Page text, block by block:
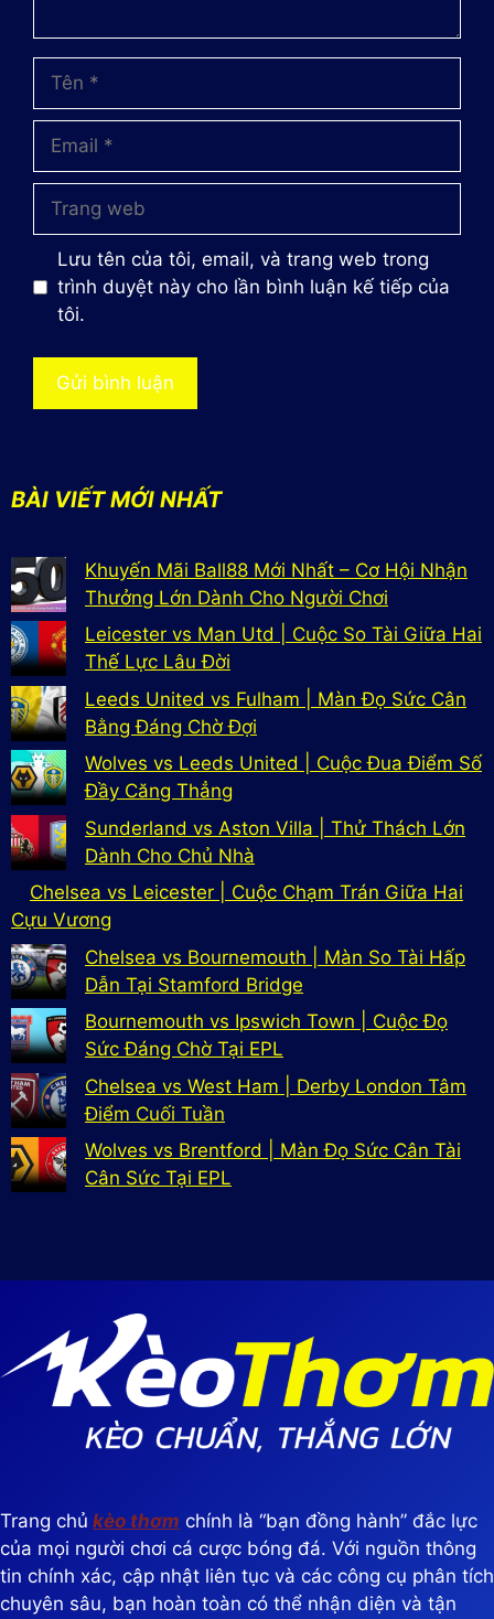
Tên
Email
Trang
Lưu tên của tôi, email, và trang web trong
trình duyệt này cho lần bình luận kế tiếp của
tôi.
BÀI VIẾT MỚI NHẤT
Khuyến Mãi Ball88 Mới Nhất – Cơ Hội Nhận
Thưởng Lớn Dành Cho Người Chơi
Leicester vs Man Utd | Cuộc So Tài Giữa Hai
Thế Lực Lâu Đời
Leeds United vs Fulham | Màn Đọ Sức Cân
Bằng Đáng Chờ Đợi
Wolves vs Leeds United | Cuộc Đua Điểm Số
Đầy Căng Thẳng
Sunderland vs Aston Villa | Thử Thách Lớn
Dành Cho Chủ Nhà
Chelsea vs Leicester | Cuộc Chạm Trán Giữa Hai
Cựu Vương
Chelsea vs Bournemouth | Màn So Tài Hấp
Dẫn Tại Stamford Bridge
Bournemouth vs Ipswich Town | Cuộc Đọ
Sức Đáng Chờ Tại EPL
Chelsea vs West Ham | Derby London Tâm
Điểm Cuối Tuần
Wolves vs Brentford | Màn Đọ Sức Cân Tài
Cân Sức Tại EPL
Trang chủ kèo thơm chính là “bạn đồng hành” đắc lực
của mọi người chơi cá cược bóng đá. Với nguồn thông
tin chính xác, cập nhật liên tục và các công cụ phân tích
chuyên sâu, bạn hoàn toàn có thể nhận diện và tận